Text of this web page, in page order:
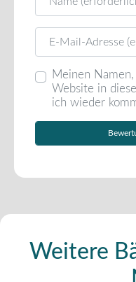
E-Mail
Meinen
Website in
ich wieder
Weitere